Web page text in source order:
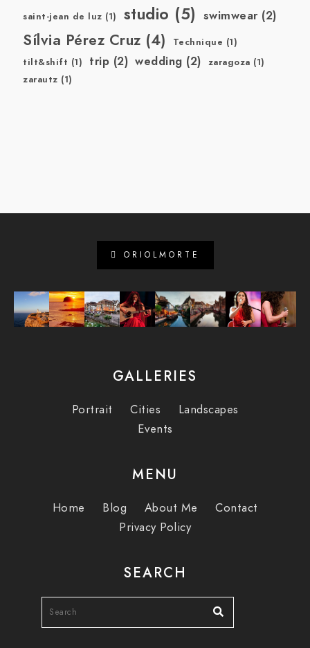
saint-jean de luz (1) studio (5) swimwear(2)
Sílvia Pérez Cruz (4) Technique (1)
tilt&shift (1) trip (2) wedding (2) zaragoza (1)
zarautz (1)
ORIOLMORTE
GALLERIES
Portrait Cities
Landscapes
Events
MENU
Home Blog About Me
Contact
Privacy Policy
SEARCH